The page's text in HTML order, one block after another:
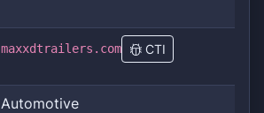
maxxdtrailers.com CTI
Automotive